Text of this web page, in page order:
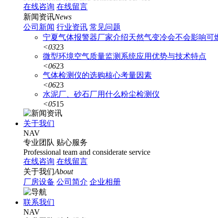
在线咨询 在线留言
新闻资讯News
公司新闻 行业资讯 常见问题
宁夏气体报警器厂家介绍天然气变冷会不会影响可
<0323
微型环境空气质量监测系统应用优势与技术特点
<0623
气体检测仪的选购核心考量因素
<0623
水泥厂、砂石厂用什么粉尘检测仪
<0515
关于我们
NAV
专业团队 贴心服务
Professional team and considerate service
在线咨询 在线留言
关于我们About
厂房设备 公司简介 企业相册
联系我们
NAV